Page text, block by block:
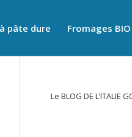
pâte dure Fromages BIO
Le BLOG DE L’ITALIE